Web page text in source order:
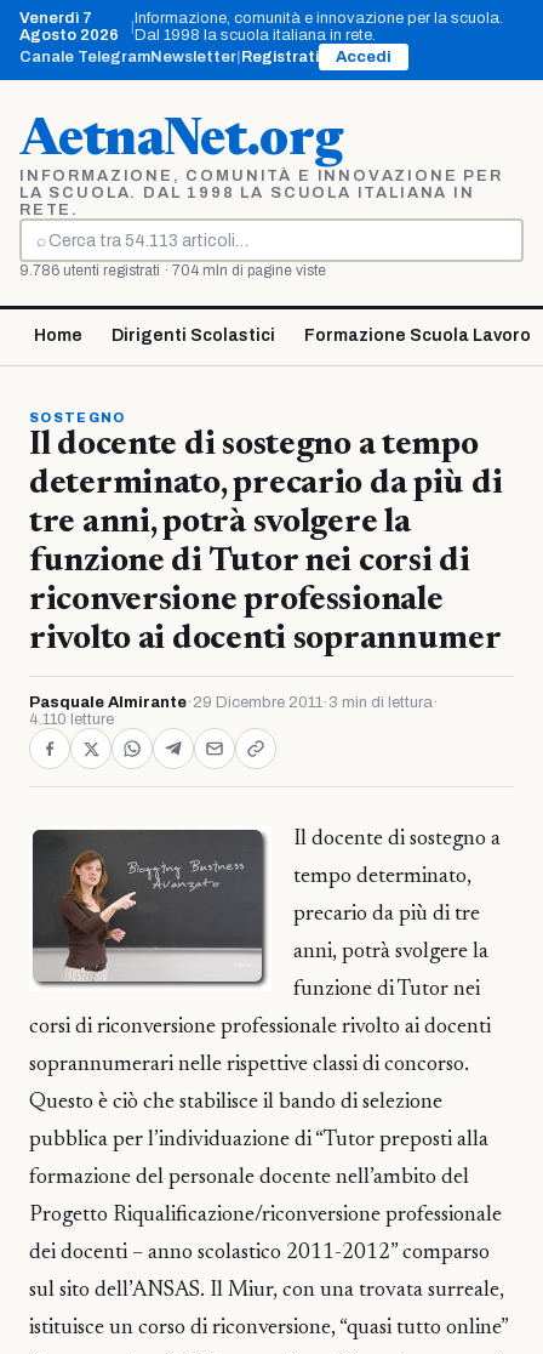
Vai
contenuto
Venerdì 7
Agosto 2026
Informazione, comunità e innovazione per la scuola.
Dal 1998 la scuola italiana in rete.
Canale TelegramNewsletter Registrati Accedi
AetnaNet.org
INFORMAZIONE, COMUNITÀ E INNOVAZIONE PER
LA SCUOLA. DAL 1998 LA SCUOLA ITALIANA IN
RETE.
⌕
Cerca
9.786 utenti registrati · 704 mln di pagine viste
Home Dirigenti Scolastici Formazione Scuola Lavoro
SOSTEGNO
Il docente di sostegno a tempo
determinato, precario da più di
tre anni, potrà svolgere la
funzione di Tutor nei corsi di
riconversione professionale
rivolto ai docenti soprannumer
Pasquale Almirante· 29 Dicembre 2011· 3 min di lettura·
4.110 letture
Il docente di sostegno a
tempo determinato,
precario da più di tre
anni, potrà svolgere la
funzione di Tutor nei
corsi di riconversione professionale rivolto ai docenti
soprannumerari nelle rispettive classi di concorso.
Questo è ciò che stabilisce il bando di selezione
pubblica per l’individuazione di “Tutor preposti alla
formazione del personale docente nell’ambito del
Progetto Riqualificazione/riconversione professionale
dei docenti – anno scolastico 2011-2012” comparso
sul sito dell’ANSAS. Il Miur, con una trovata surreale,
istituisce un corso di riconversione, “quasi tutto online”